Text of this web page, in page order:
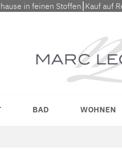
in feinen Stoffen⎮Kauf auf
BAD WOHNEN